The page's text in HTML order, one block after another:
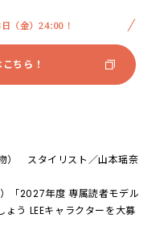
（金）24:00！
ちら！
） スタイリスト／山本瑶奈
「2027年度 専属読者モデル
う LEEキャラクターを大募